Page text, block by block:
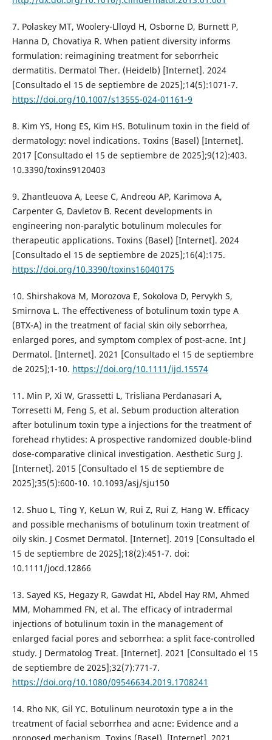
7. Polaskey MT, Woolery-Llloyd H, Osborne D, Burnett P,
Hanna D, Chovatiya R. When patient diversity informs
formulation: reimagining treatment for seborrheic
dermatitis. Dermatol Ther. (Heidelb) [Internet]. 2024
[Consultado el 15 de septiembre de 2025];14(5):1071-7.
https://doi.org/10.1007/s13555-024-01161-9
8. Kim YS, Hong ES, Kim HS. Botulinum toxin in the field of
dermatology: novel indications. Toxins (Basel) [Internet].
2017 [Consultado el 15 de septiembre de 2025];9(12):403.
10.3390/toxins9120403
9. Zhantleuova A, Leese C, Andreou AP, Karimova A,
Carpenter G, Davletov B. Recent developments in
engineering non-paralytic botulinum molecules for
therapeutic applications. Toxins (Basel) [Internet]. 2024
[Consultado el 15 de septiembre de 2025];16(4):175.
https://doi.org/10.3390/toxins16040175
10. Shirshakova M, Morozova E, Sokolova D, Pervykh S,
Smirnova L. The effectiveness of botulinum toxin type A
(BTX-A) in the treatment of facial skin oily seborrhea,
enlarged pores, and symptom complex of post-acne. Int J
Dermatol. [Internet]. 2021 [Consultado el 15 de septiembre
de 2025];1-10. https://doi.org/10.1111/ijd.15574
11. Min P, Xi W, Grassetti L, Trisliana Perdanasari A,
Torresetti M, Feng S, et al. Sebum production alteration
after botulinum toxin type a injections for the treatment of
forehead rhytides: A prospective randomized double-blind
dose-comparative clinical investigation. Aesthetic Surg J.
[Internet]. 2015 [Consultado el 15 de septiembre de
2025];35(5):600-10. 10.1093/asj/sju150
12. Shuo L, Ting Y, KeLun W, Rui Z, Rui Z, Hang W. Efficacy
and possible mechanisms of botulinum toxin treatment of
oily skin. J Cosmet Dermatol. [Internet]. 2019 [Consultado el
15 de septiembre de 2025];18(2):451-7. doi:
10.1111/jocd.12866
13. Sayed KS, Hegazy R, Gawdat HI, Abdel Hay RM, Ahmed
MM, Mohammed FN, et al. The efficacy of intradermal
injections of botulinum toxin in the management of
enlarged facial pores and seborrhea: a split face-controlled
study. J Dermatolog Treat. [Internet]. 2021 [Consultado el 15
de septiembre de 2025];32(7):771-7.
https://doi.org/10.1080/09546634.2019.1708241
14. Rho NK, Gil YC. Botulinum neurotoxin type a in the
treatment of facial seborrhea and acne: Evidence and a